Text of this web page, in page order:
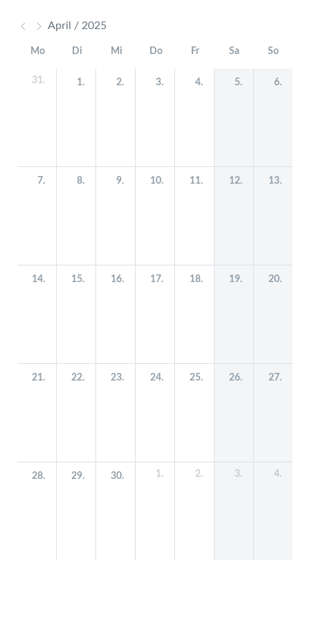
April / 2025
Mo Di Mi Do Fr Sa So
31. 1. 2. 3. 4. 5. 6.
7. 8. 9. 10. 11. 12. 13.
14. 15. 16. 17. 18. 19. 20.
21. 22. 23. 24. 25. 26. 27.
28. 29. 30. 1. 2. 3. 4.